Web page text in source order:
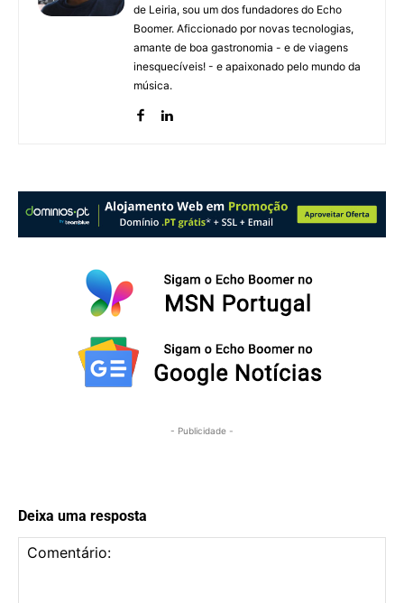
de Leiria, sou um dos fundadores do Echo
Boomer. Aficcionado por novas tecnologias,
amante de boa gastronomia - e de viagens
inesquecíveis! - e apaixonado pelo mundo da
música.
- Publicidade -
Deixa uma resposta